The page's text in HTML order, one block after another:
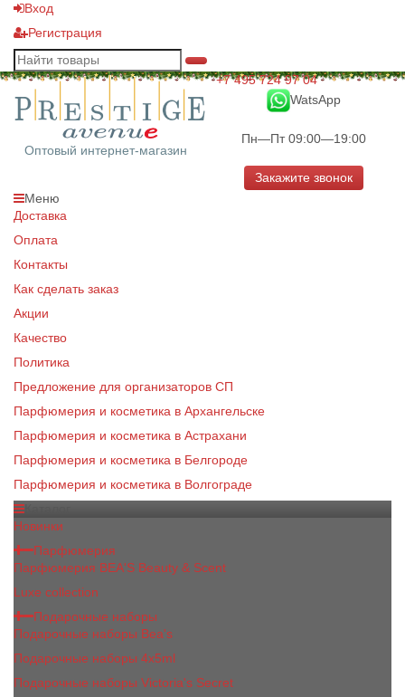
Вход
Регистрация
Оптовый интернет-магазин
+7 495 724 97 04
WatsApp
Пн—Пт 09:00—19:00
Закажите звонок
Меню
Доставка
Оплата
Контакты
Как сделать заказ
Акции
Качество
Политика
Предложение для организаторов СП
Парфюмерия и косметика в Архангельске
Парфюмерия и косметика в Астрахани
Парфюмерия и косметика в Белгороде
Парфюмерия и косметика в Волгограде
Новинки
Парфюмерия
Парфюмерия BEA'S Beauty & Scent
Luxe collection
Подарочные наборы
Подарочные наборы Bea's
Подарочные наборы 4х5ml
Подарочные наборы Victoria's Secret